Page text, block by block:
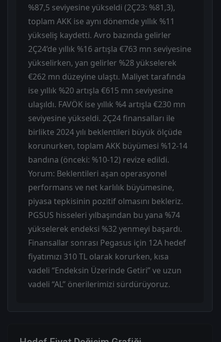
%87,5 seviyesine yükseldi (2Ç23: %81,3),
toplam AKK ise aynı dönemde yıllık %11
yükseliş kaydetti. Avro bazında gelirler
2Ç24’de yıllık %16 artışla €763 mn seviyesine
yükselirken, yan gelirler %28 yükselerek
€262 mn düzeyine ulaştı. Maliyet tarafında
ise yıllık %20 artışla €615 mn seviyesine
ulaşıldı. FAVÖK ise yıllık %4 artışla €230 mn
seviyesine yükseldi. 2Ç24 finansalları ile
birlikte 2024 yılı beklentileri büyük ölçüde
korunurken, toplam AKK büyümesi %12-14
bandına (önceki: %10-12) revize edildi.
Yorum: Beklentileri aşan operasyonel
performans ve net karlılık büyümesine,
piyasa tepkisinin pozitif olmasını bekleriz.
PGSUS hisseleri yılbaşından bu yana %74
yükselerek endeksi %32 yenmeyi başardı.
Finansallar sonrası Pegasus için 12A hedef
fiyatımızı 310 TL olarak korurken, kısa
vadeli “Endeksin Üzerinde Getiri” ve uzun
vadeli “AL” önerilerimizi sürdürüyoruz.